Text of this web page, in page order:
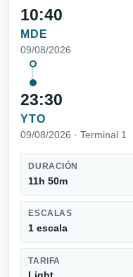
10:40
MDE
09/08/2026
23:30
YTO
09/08/2026 · Terminal 1
DURACIÓN
11h 50m
ESCALAS
1 escala
TARIFA